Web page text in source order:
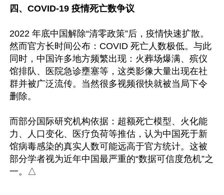
四、COVID-19 疫情死亡数争议
2022 年底中国解除“清零政策”后，疫情快速扩散。
然而官方长时间公布：COVID 死亡人数极低。与此
同时，中国许多地方频繁出现：火葬场爆满、殡仪
馆排队、医院急诊壅塞等，这类影像大量出现在社
群并被广泛流传。当然很多视频很快就被当局下令
删除。
而部分国际研究机构依据：超额死亡模型、火化能
力、人口变化、医疗负荷等推估，认为中国死于新
馆病毒感染的真实人数可能远高于官方统计。这被
部分学者视为近年中国最严重的“数据可信度危机”之